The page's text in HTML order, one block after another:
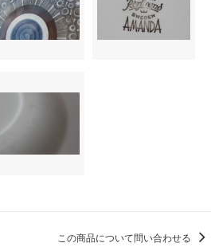
この商品について問い合わせる